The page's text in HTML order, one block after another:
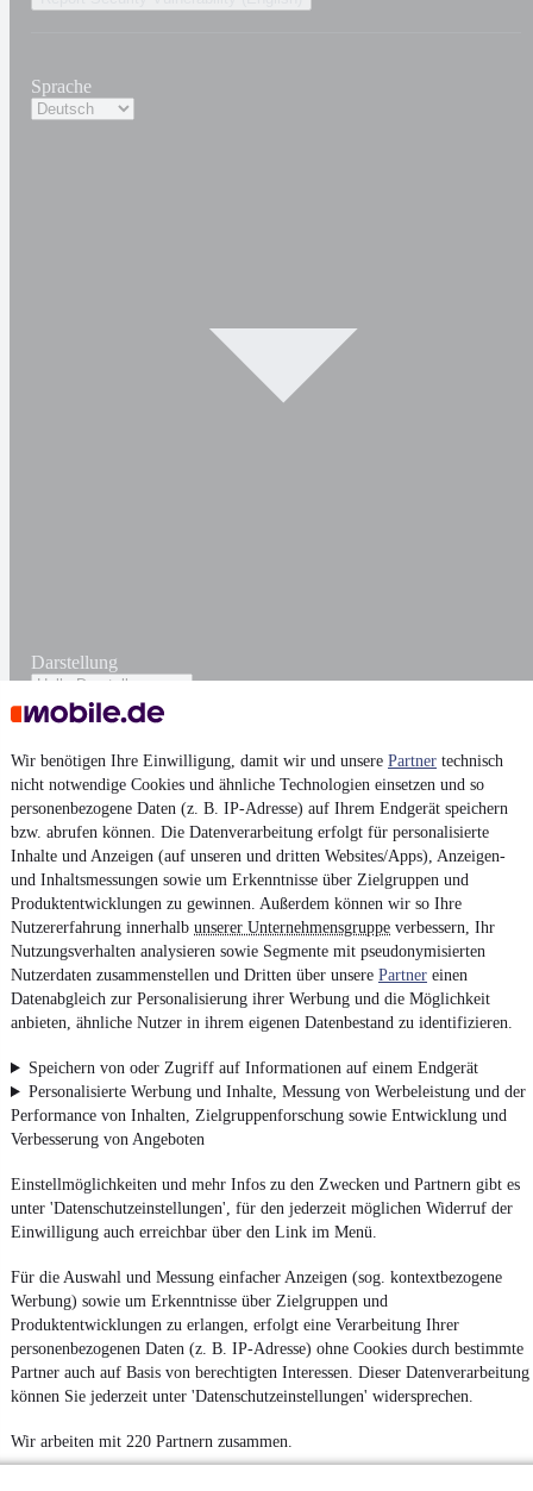
Wir benötigen Ihre Einwilligung, damit wir und unsere Partner technisch
nicht notwendige Cookies und ähnliche Technologien einsetzen und so
personenbezogene Daten (z. B. IP-Adresse) auf Ihrem Endgerät speichern
bzw. abrufen können. Die Datenverarbeitung erfolgt für personalisierte
Inhalte und Anzeigen (auf unseren und dritten Websites/Apps), Anzeigen-
und Inhaltsmessungen sowie um Erkenntnisse über Zielgruppen und
Produktentwicklungen zu gewinnen. Außerdem können wir so Ihre
Nutzererfahrung innerhalb unserer Unternehmensgruppe verbessern, Ihr
Nutzungsverhalten analysieren sowie Segmente mit pseudonymisierten
Nutzerdaten zusammenstellen und Dritten über unsere Partner einen
Datenabgleich zur Personalisierung ihrer Werbung und die Möglichkeit
anbieten, ähnliche Nutzer in ihrem eigenen Datenbestand zu identifizieren.
Speichern von oder Zugriff auf Informationen auf einem Endgerät
Personalisierte Werbung und Inhalte, Messung von Werbeleistung und der
Performance von Inhalten, Zielgruppenforschung sowie Entwicklung und
Verbesserung von Angeboten
Einstellmöglichkeiten und mehr Infos zu den Zwecken und Partnern gibt es
unter 'Datenschutzeinstellungen', für den jederzeit möglichen Widerruf der
Einwilligung auch erreichbar über den Link im Menü.
Für die Auswahl und Messung einfacher Anzeigen (sog. kontextbezogene
Werbung) sowie um Erkenntnisse über Zielgruppen und
Produktentwicklungen zu erlangen, erfolgt eine Verarbeitung Ihrer
personenbezogenen Daten (z. B. IP-Adresse) ohne Cookies durch bestimmte
Partner auch auf Basis von berechtigten Interessen. Dieser Datenverarbeitung
können Sie jederzeit unter 'Datenschutzeinstellungen' widersprechen.
Wir arbeiten mit 220 Partnern zusammen.
Sprache
Darstellung